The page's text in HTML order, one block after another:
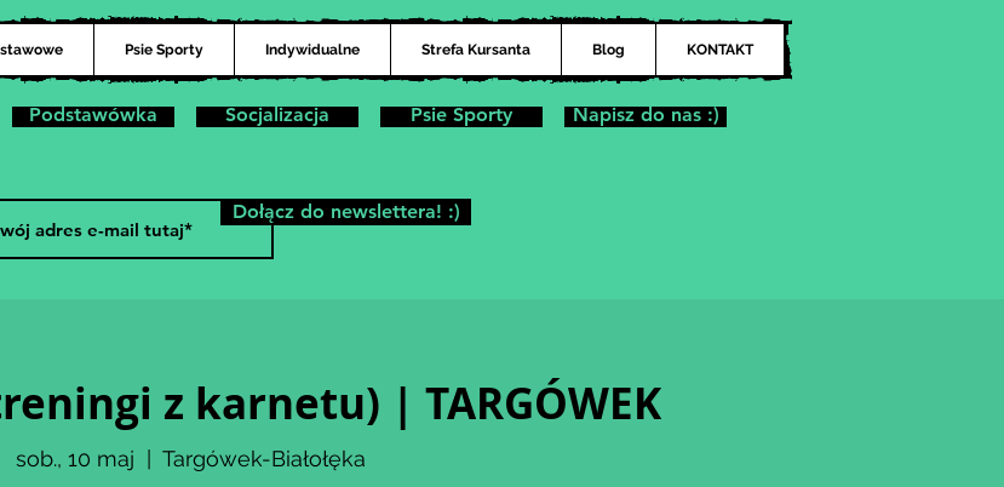
Psie Sporty Indywidualne Strefa Kursanta Blog KONTAKT
Podstawówka Socjalizacja Psie Sporty Napisz do nas :)
z karnetu) | TARGÓWEK
sob., 10 maj Targówek-Białołęka
Dołącz do newslettera! :)